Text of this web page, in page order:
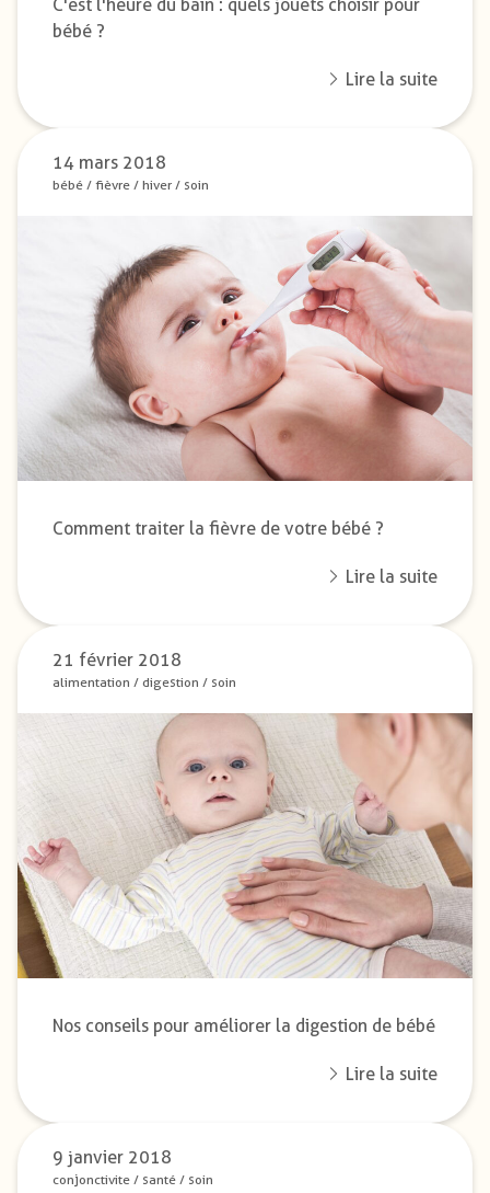
C'est l'heure du bain : quels jouets choisir pour
bébé ?
Lire la suite
14 mars 2018
bébé / fièvre / hiver / soin
Comment traiter la fièvre de votre bébé ?
Lire la suite
21 février 2018
alimentation / digestion / soin
Nos conseils pour améliorer la digestion de bébé
Lire la suite
9 janvier 2018
conjonctivite / santé / soin